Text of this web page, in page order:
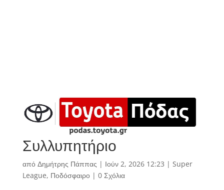
Συλλυπητήριο
από Δημήτρης Πάππας | Ιούν 2, 2026 12:23 | Super
League, Ποδόσφαιρο| 0 Σχόλια